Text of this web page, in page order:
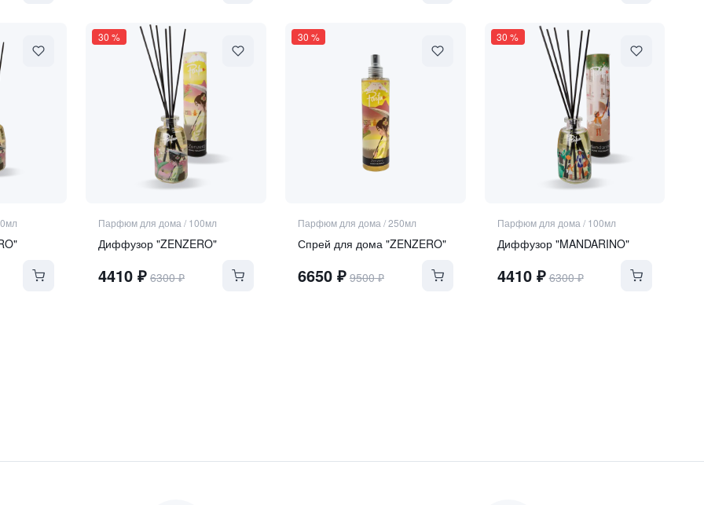
30 %
Парфюм для дома / 100мл
Диффузор "ZENZERO"
4410 ₽ 6300₽
30 %
Парфюм для дома /250мл
Спрей для дома "ZENZERO"
6650₽ 9500₽
30 %
Парфюм для дома / 100мл
Диффузор "MANDARINO"
4410₽ 6300₽